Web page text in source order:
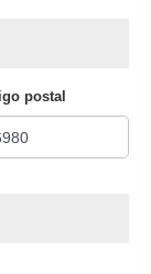
postal